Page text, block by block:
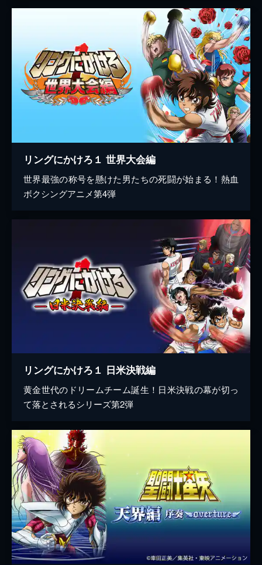
リングにかけろ１ 世界大会編
世界最強の称号を懸けた男たちの死闘が始まる！熱血
ボクシングアニメ第4弾
リングにかけろ１ 日米決戦編
黄金世代のドリームチーム誕生！日米決戦の幕が切っ
て落とされるシリーズ第2弾